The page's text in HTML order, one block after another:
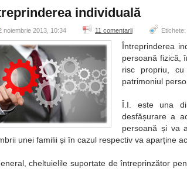
individuală
noiembrie 2013, 10:34 11 comentarii Etichete:
Întreprinderea
persoană fizică,
risc propriu, cu
patrimoniul
Î.I. este una
desfășurare a
persoană și va
unei familii și în cazul respectiv va aparține
cheltuielile suportate de întreprinzător